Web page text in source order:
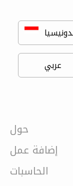
حول
إضافة عمل
الحاسبات